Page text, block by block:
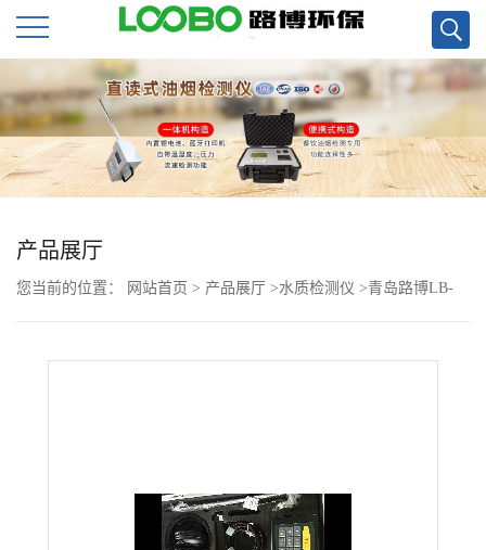
公
司
首
页
公
产品展厅
您当前的位置： 网站首页 > 产品展厅 >水质检测仪 >青岛路博LB-